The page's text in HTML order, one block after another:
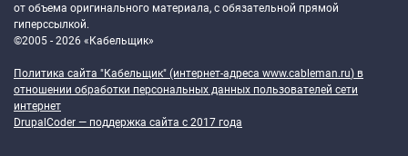
от объема оригинального материала, с обязательной прямой
гиперссылкой.
©2005 - 2026 «Кабельщик»
Политика сайта "Кабельщик" (интернет-адреса www.cableman.ru) в
отношении обработки персональных данных пользователей сети
интернет
DrupalCoder — поддержка сайта c 2017 года